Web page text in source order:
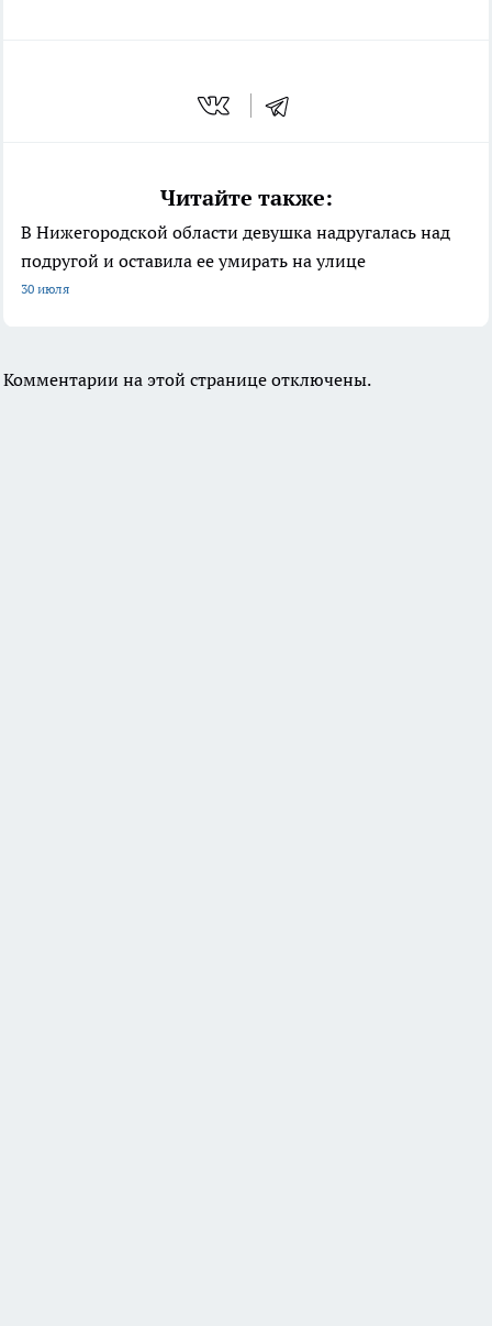
Читайте также:
В Нижегородской области девушка надругалась над
подругой и оставила ее умирать на улице
30 июля
Комментарии на этой странице отключены.